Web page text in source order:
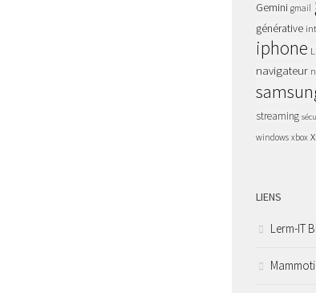
Gemini gmail
générative
iphone
navigateur
streaming
windows xbox
LIENS
Lerm-IT